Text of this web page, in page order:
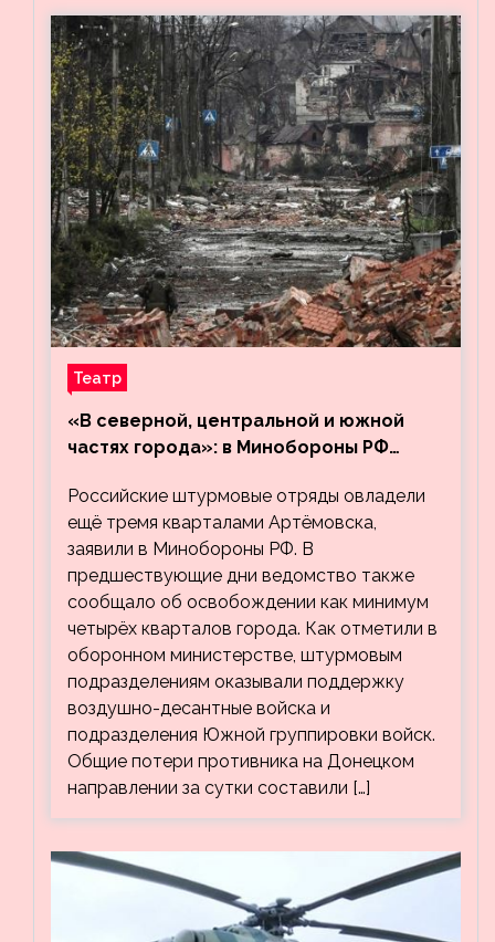
Театр
«В северной, центральной и южной
частях города»: в Минобороны РФ
кварталов Артёмовска
Российские штурмовые отряды овладели
ещё тремя кварталами Артёмовска,
заявили в Минобороны РФ. В
предшествующие дни ведомство также
сообщало об освобождении как минимум
четырёх кварталов города. Как отметили в
оборонном министерстве, штурмовым
подразделениям оказывали поддержку
воздушно-десантные войска и
подразделения Южной группировки войск.
Общие потери противника на Донецком
направлении за сутки составили […]